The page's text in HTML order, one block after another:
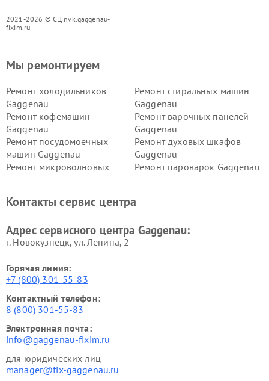
2021-2026 © СЦ nvk.gaggenau-
fixim.ru
Мы ремонтируем
Ремонт холодильников
Gaggenau
Ремонт стиральных машин
Gaggenau
Ремонт кофемашин
Gaggenau
Ремонт варочных панелей
Gaggenau
Ремонт посудомоечных
машин Gaggenau
Ремонт духовых шкафов
Gaggenau
Ремонт микроволновых
Ремонт пароварок Gaggenau
Контакты сервис центра
Адрес сервисного центра Gaggenau:
г. Новокузнецк, ул. Ленина, 2
Горячая линия:
+7 (800) 301-55-83
Контактный телефон:
8 (800) 301-55-83
Электронная почта:
info@gaggenau-fixim.ru
для юридических лиц
manager@fix-gaggenau.ru